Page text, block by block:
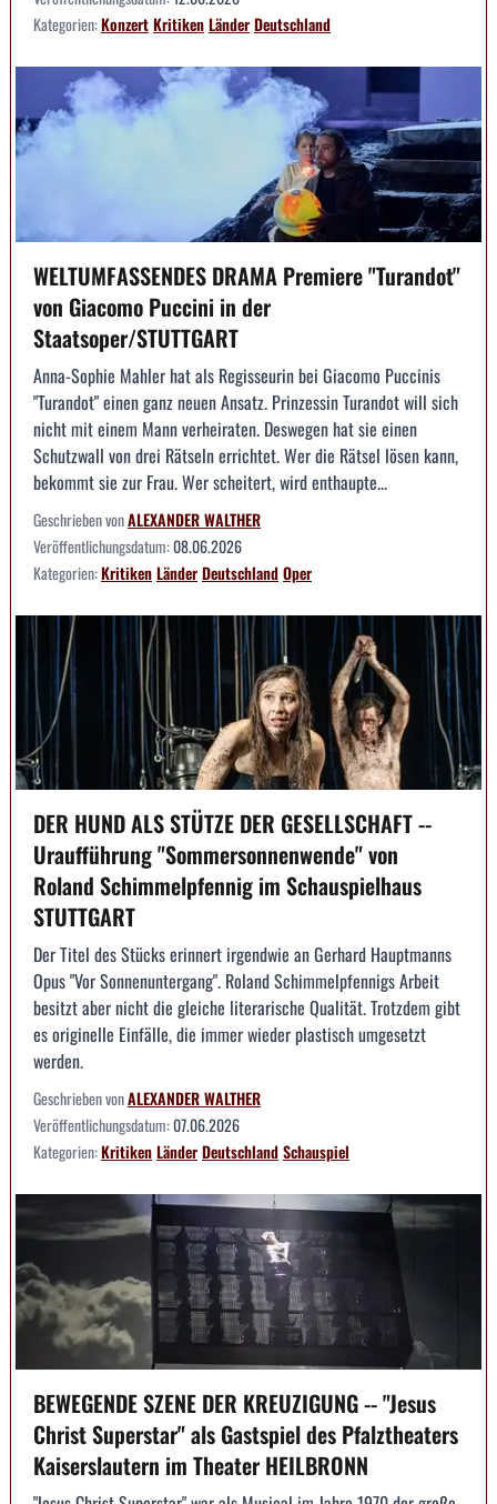
Kategorien:KonzertKritikenLänderDeutschland
WELTUMFASSENDES DRAMA Premiere "Turandot"
von Giacomo Puccini in der
Staatsoper/STUTTGART
Anna-Sophie Mahler hat als Regisseurin bei Giacomo Puccinis
"Turandot" einen ganz neuen Ansatz. Prinzessin Turandot will sich
nicht mit einem Mann verheiraten. Deswegen hat sie einen
Schutzwall von drei Rätseln errichtet. Wer die Rätsel lösen kann,
bekommt sie zur Frau. Wer scheitert, wird enthaupte...
Geschrieben vonALEXANDER WALTHER
Veröffentlichungsdatum:08.06.2026
Kategorien:KritikenLänderDeutschlandOper
DER HUND ALS STÜTZE DER GESELLSCHAFT --
Uraufführung "Sommersonnenwende" von
Roland Schimmelpfennig im Schauspielhaus
STUTTGART
Der Titel des Stücks erinnert irgendwie an Gerhard Hauptmanns
Opus "Vor Sonnenuntergang". Roland Schimmelpfennigs Arbeit
besitzt aber nicht die gleiche literarische Qualität. Trotzdem gibt
es originelle Einfälle, die immer wieder plastisch umgesetzt
werden.
Geschrieben vonALEXANDER WALTHER
Veröffentlichungsdatum:07.06.2026
Kategorien:KritikenLänderDeutschlandSchauspiel
BEWEGENDE SZENE DER KREUZIGUNG -- "Jesus
Christ Superstar" als Gastspiel des Pfalztheaters
Kaiserslautern im Theater HEILBRONN